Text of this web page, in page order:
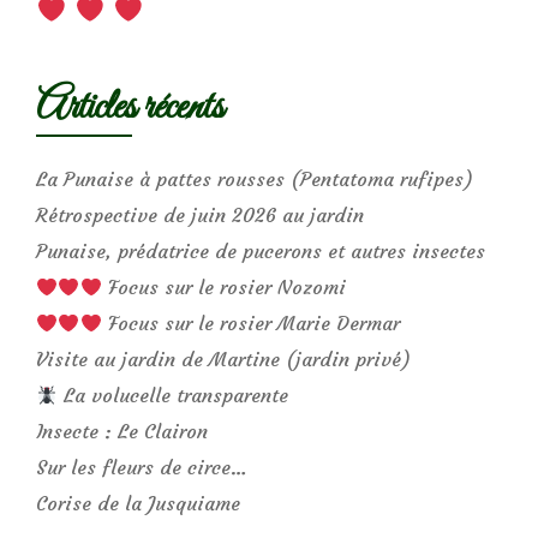
Articles récents
La Punaise à pattes rousses (Pentatoma rufipes)
Rétrospective de juin 2026 au jardin
Punaise, prédatrice de pucerons et autres insectes
Focus sur le rosier Nozomi
Focus sur le rosier Marie Dermar
Visite au jardin de Martine (jardin privé)
La volucelle transparente
Insecte : Le Clairon
Sur les fleurs de circe…
Corise de la Jusquiame